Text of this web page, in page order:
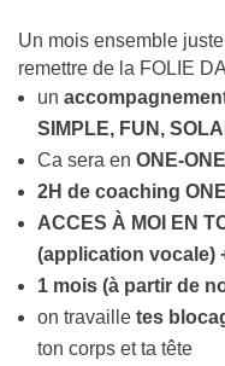
Un mois ensemble
remettre de la FOLIE
un
SIMPLE, FUN,
Ca sera enONE-
2H de coaching
ACCES À MOI EN
(application vocale)
1 mois (à partir de
on travaille tes
ton corps et ta tête